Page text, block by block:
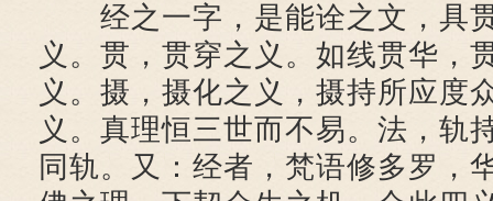
经之一字，是能诠之文，具
义。贯，贯穿之义。如线贯华，
义。摄，摄化之义，摄持所应度
义。真理恒三世而不易。法，轨
同轨。又：经者，梵语修多罗，